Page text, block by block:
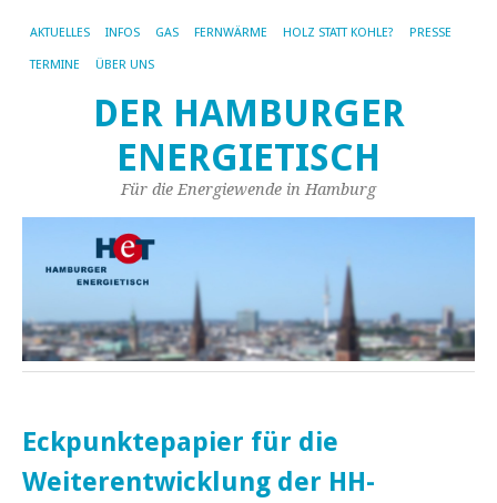
AKTUELLES INFOS GAS FERNWÄRME HOLZ STATT KOHLE? PRESSE
TERMINE ÜBER UNS
DER HAMBURGER
ENERGIETISCH
Für die Energiewende in Hamburg
Eckpunktepapier für die
Weiterentwicklung der HH-